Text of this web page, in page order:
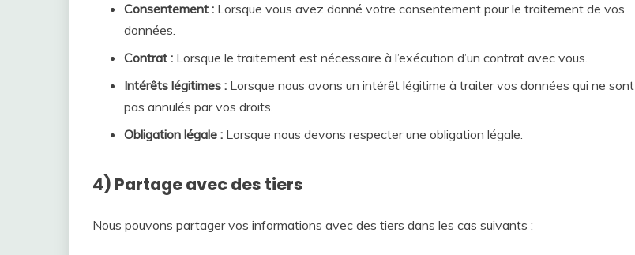
Consentement : Lorsque vous avez donné votre consentement pour le traitement de vos
données.
Contrat : Lorsque le traitement est nécessaire à l’exécution d’un contrat avec vous.
Intérêts légitimes : Lorsque nous avons un intérêt légitime à traiter vos données qui ne sont
pas annulés par vos droits.
Obligation légale : Lorsque nous devons respecter une obligation légale.
4) Partage avec des tiers
Nous pouvons partager vos informations avec des tiers dans les cas suivants :